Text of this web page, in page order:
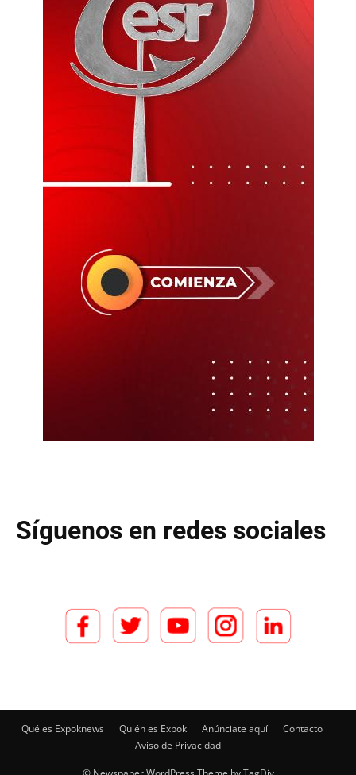
Síguenos en redes sociales
Qué es Expoknews Quién es Expok Anúnciate aquí
Contacto
Aviso de Privacidad